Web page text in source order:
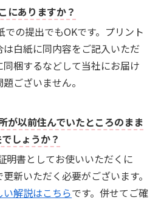
にありますか？
での提出でもOKです。プリント
白紙に同内容をご記入いただ
梱するなどして当社にお届け
ございません。
が以前住んでいたところのまま
しょうか？
明書としてお使いいただくに
新いただく必要がございます。
解説はこちらです。併せてご確